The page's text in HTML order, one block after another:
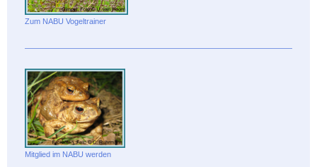
Zum NABU Vogeltrainer
Mitglied im NABU werden